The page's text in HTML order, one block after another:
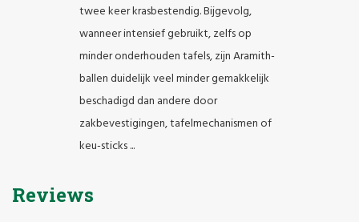
twee keer krasbestendig. Bijgevolg,
wanneer intensief gebruikt, zelfs op
minder onderhouden tafels, zijn Aramith-
ballen duidelijk veel minder gemakkelijk
beschadigd dan andere door
zakbevestigingen, tafelmechanismen of
keu-sticks ...
Reviews